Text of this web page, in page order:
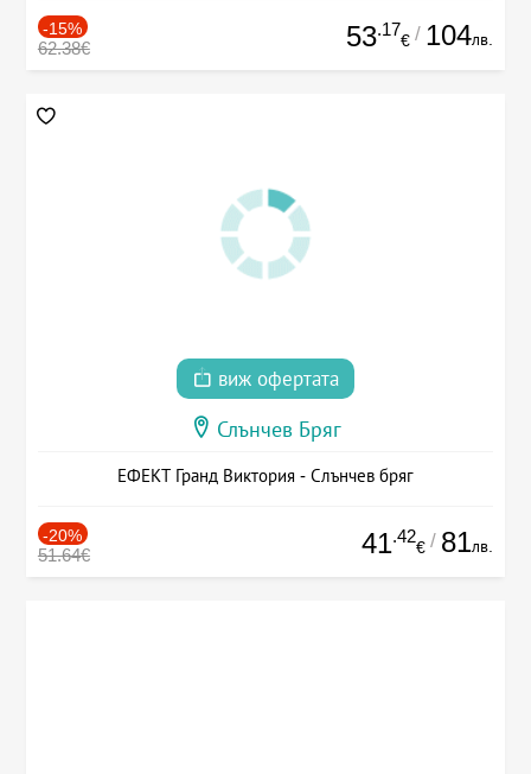
-15%
62.38€ 53.17
€ / 104лв.
виж офертата
Слънчев Бряг
ЕФЕКТ Гранд Виктория - Слънчев бряг
-20%
51.64€ 41.42
€ / 81лв.